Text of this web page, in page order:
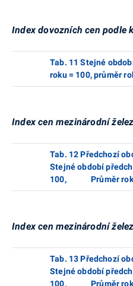
Index dovozních cen podle
Tab. 11 Stejné
roku = 100, průměr
Index cen mezinárodní
Tab. 12 Předchozí
Stejné období
100, Průměr roku
Index cen mezinárodní
Tab. 13 Předchozí
Stejné období
100, Průměr roku